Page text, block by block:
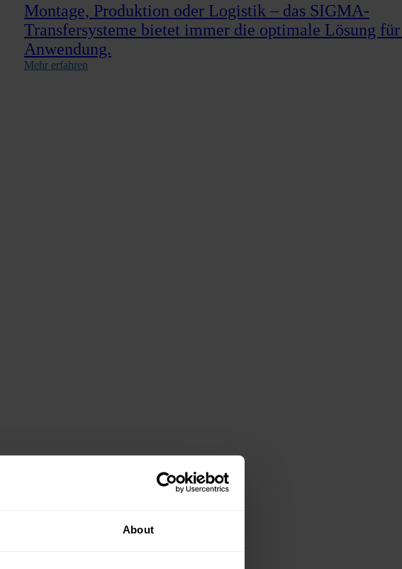
About
Montage, Produktion oder Logistik – das SIGMA-
Transfersysteme bietet immer die optimale Lösung
Anwendung.
Mehr erfahren